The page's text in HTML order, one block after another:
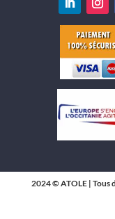
2024 © ATOLE | Tous